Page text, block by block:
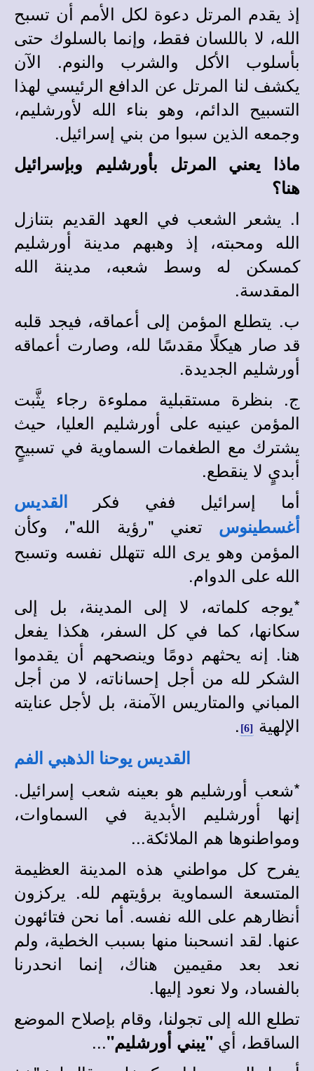
إذ يقدم المرتل دعوة لكل الأمم أن تسبح
الله، لا باللسان فقط، وإنما بالسلوك حتى
بأسلوب الأكل والشرب والنوم. الآن
يكشف لنا المرتل عن الدافع الرئيسي لهذا
التسبيح الدائم، وهو بناء الله لأورشليم،
وجمعه الذين سبوا من بني إسرائيل.
ماذا يعني المرتل بأورشليم وبإسرائيل
هنا؟
ا. يشعر الشعب في العهد القديم بتنازل
الله ومحبته، إذ وهبهم مدينة أورشليم
كمسكن له وسط شعبه، مدينة الله
المقدسة.
ب. يتطلع المؤمن إلى أعماقه، فيجد قلبه
قد صار هيكلًا مقدسًا لله، وصارت أعماقه
أورشليم الجديدة.
ج. بنظرة مستقبلية مملوءة رجاء يثَّبت
المؤمن عينيه على أورشليم العليا، حيث
يشترك مع الطغمات السماوية في تسبيحٍ
أبديٍ لا ينقطع.
أما إسرائيل ففي فكر
القديس
أغسطينوس
تعني "رؤية الله"، وكأن
المؤمن وهو يرى الله تتهلل نفسه وتسبح
الله على الدوام.
*يوجه كلماته، لا إلى المدينة، بل إلى
سكانها، كما في كل السفر، هكذا يفعل
هنا. إنه يحثهم دومًا وينصحهم أن يقدموا
الشكر لله من أجل إحساناته، لا من أجل
المباني والمتاريس الآمنة، بل لأجل عنايته
الإلهية [6]
.
القديس يوحنا الذهبي الفم
*شعب أورشليم هو بعينه شعب إسرائيل.
إنها أورشليم الأبدية في السماوات،
ومواطنوها هم الملائكة...
يفرح كل مواطني هذه المدينة العظيمة
المتسعة السماوية برؤيتهم لله. يركزون
أنظارهم على الله نفسه. أما نحن فتائهون
عنها. لقد انسحبنا منها بسبب الخطية، ولم
نعد بعد مقيمين هناك، إنما انحدرنا
بالفساد، ولا نعود إليها.
تطلع الله إلى تجولنا، وقام بإصلاح الموضع
الساقط، أي "يبني أورشليم"...